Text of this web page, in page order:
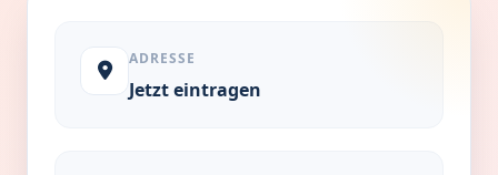
ADRESSE
Jetzt eintragen